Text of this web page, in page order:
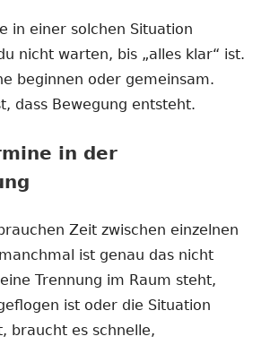
in einer solchen Situation
nicht warten, bis „alles klar“ ist.
beginnen oder gemeinsam.
dass Bewegung entsteht.
in der
Zeit zwischen einzelnen
ist genau das nicht
Trennung im Raum steht,
ist oder die Situation
braucht es schnelle,